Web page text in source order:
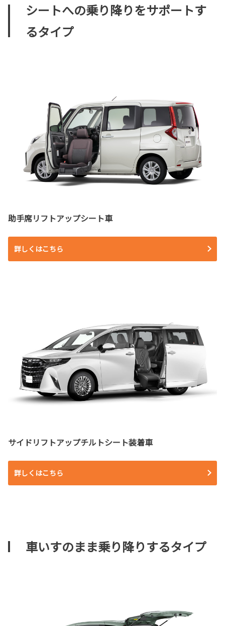
シートへの乗り降りをサポートす
るタイプ
助手席リフトアップシート車
詳しくはこちら
サイドリフトアップチルトシート装着車
詳しくはこちら
車いすのまま乗り降りするタイプ